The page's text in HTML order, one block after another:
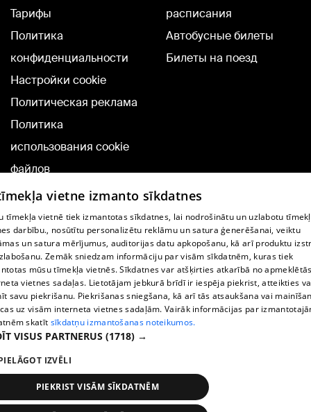
Тарифы
Политика
конфиденциальности
Настройки cookie
Политическая реклама
Политика
использования cookie
файлов
Добавление
комментариев
расписания
Автобусные билеты
Билеты на поезд
TВ-программа
Условия договора
360 Ziņu kontakti
Helio Media
Служба помощи портала: э-почта -
All rights reserved.
vietne izmanto sīkdatnes
tīmekļa vietnē tiek izmantotas sīkdatnes, lai nodrošinātu un uzlabotu
darbību., nosūtītu personalizētu reklāmu un satura ģenerēšanai, veiktu
un satura mērījumus, auditorijas datu apkopošanu, kā arī produktu
Zemāk sniedzam informāciju par visām sīkdatnēm, kuras tiek
mūsu tīmekļa vietnēs. Sīkdatnes var atšķirties atkarībā no
vietnes sadaļas. Lietotājam jebkurā brīdī ir iespēja piekrist, atteikties
savu piekrišanu. Piekrišanas sniegšana, kā arī tās atsaukšana vai
uz visām interneta vietnes sadaļām. Vairāk informācijas par
skatīt sīkdatņu izmantošanas noteikumos.
VISUS PARTNERUS (1718) →
IZVĒLI
PIEKRIST VISĀM SĪKDATNĒM